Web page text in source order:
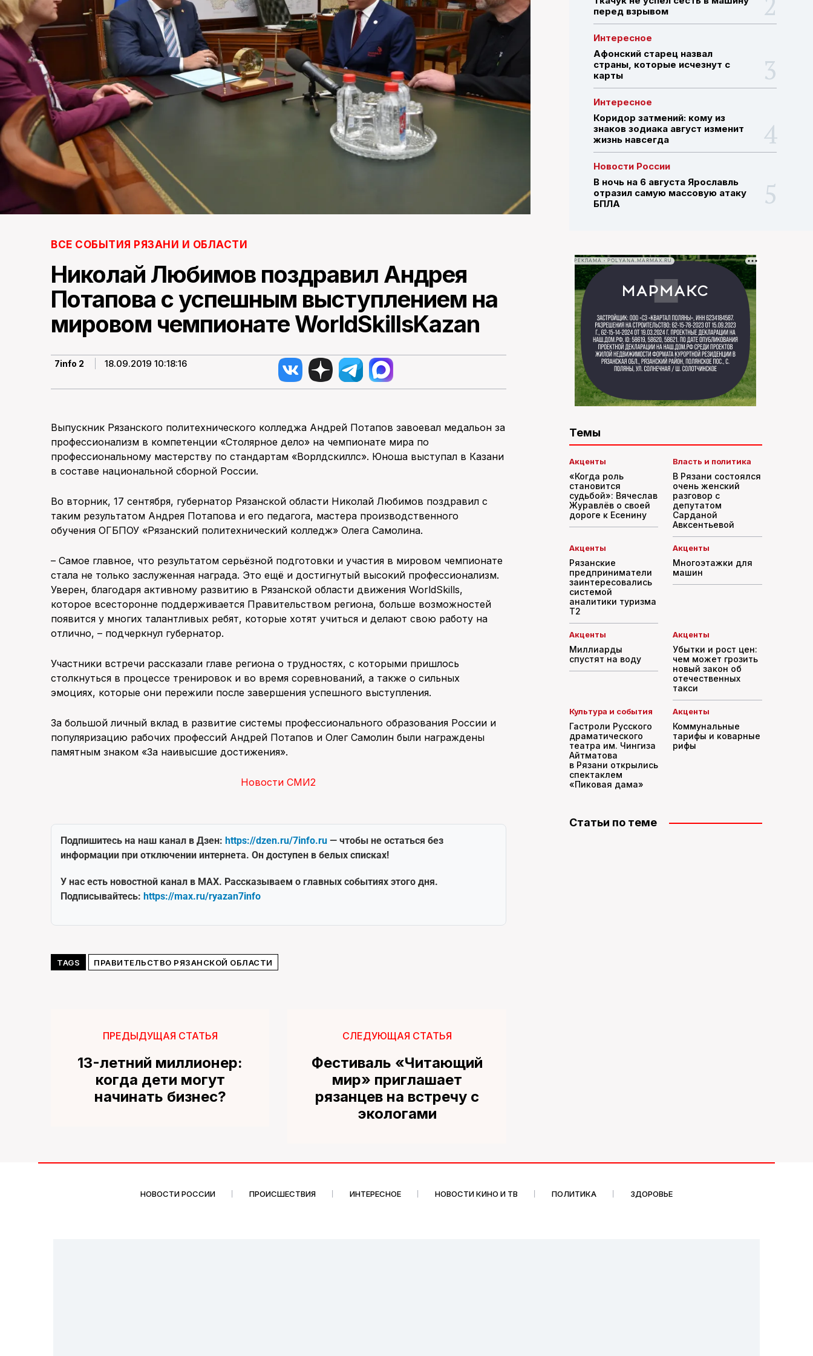
ПОИСК ПО САЙТУ
ВСЕ СОБЫТИЯ РЯЗАНИ И ОБЛАСТИ
Николай Любимов поздравил Андрея
Потапова с успешным выступлением на
мировом чемпионате WorldSkillsKazan
7info 2 18.09.2019 10:18:16
Выпускник Рязанского политехнического колледжа Андрей Потапов завоевал медальон за
профессионализм в компетенции «Столярное дело» на чемпионате мира по
профессиональному мастерству по стандартам «Ворлдскиллс». Юноша выступал в Казани
в составе национальной сборной России.
Во вторник, 17 сентября, губернатор Рязанской области Николай Любимов поздравил с
таким результатом Андрея Потапова и его педагога, мастера производственного
обучения ОГБПОУ «Рязанский политехнический колледж» Олега Самолина.
– Самое главное, что результатом серьёзной подготовки и участия в мировом чемпионате
стала не только заслуженная награда. Это ещё и достигнутый высокий профессионализм.
Уверен, благодаря активному развитию в Рязанской области движения WorldSkills,
которое всесторонне поддерживается Правительством региона, больше возможностей
появится у многих талантливых ребят, которые хотят учиться и делают свою работу на
отлично, – подчеркнул губернатор.
Участники встречи рассказали главе региона о трудностях, с которыми пришлось
столкнуться в процессе тренировок и во время соревнований, а также о сильных
эмоциях, которые они пережили после завершения успешного выступления.
За большой личный вклад в развитие системы профессионального образования России и
популяризацию рабочих профессий Андрей Потапов и Олег Самолин были награждены
памятным знаком «За наивысшие достижения».
Новости СМИ2
Подпишитесь на наш канал в Дзен: https://dzen.ru/7info.ru — чтобы не остаться без
информации при отключении интернета. Он доступен в белых списках!
У нас есть новостной канал в MAX. Рассказываем о главных событиях этого дня.
Подписывайтесь: https://max.ru/ryazan7info
TAGS ПРАВИТЕЛЬСТВО РЯЗАНСКОЙ ОБЛАСТИ
ПРЕДЫДУЩАЯ СТАТЬЯ
13-летний миллионер:
когда дети могут
начинать бизнес?
СЛЕДУЮЩАЯ СТАТЬЯ
Фестиваль «Читающий
мир» приглашает
рязанцев на встречу с
экологами
перед взрывом
Интересное
Афонский старец назвал
страны, которые исчезнут с
карты
Интересное
Коридор затмений: кому из
знаков зодиака август изменит
жизнь навсегда
Новости России
В ночь на 6 августа Ярославль
отразил самую массовую атаку
БПЛА
РЕКЛАМА • POLYANA.MARMAX.RU
Темы
Акценты
«Когда роль
становится
судьбой»: Вячеслав
Журавлёв о своей
дороге к Есенину
Власть и политика
В Рязани состоялся
очень женский
разговор с
депутатом
Сарданой
Авксентьевой
Акценты
Рязанские
предприниматели
заинтересовались
системой
аналитики туризма
T2
Акценты
Многоэтажки для
машин
Акценты
Миллиарды
спустят на воду
Акценты
Убытки и рост цен:
чем может грозить
новый закон об
отечественных
такси
Культура и события
Гастроли Русского
драматического
театра им. Чингиза
Айтматова
в Рязани открылись
спектаклем
«Пиковая дама»
Акценты
Коммунальные
тарифы и коварные
рифы
Статьи по теме
НОВОСТИ РОССИИ ПРОИСШЕСТВИЯ ИНТЕРЕСНОЕ НОВОСТИ КИНО И ТВ ПОЛИТИКА ЗДОРОВЬЕ